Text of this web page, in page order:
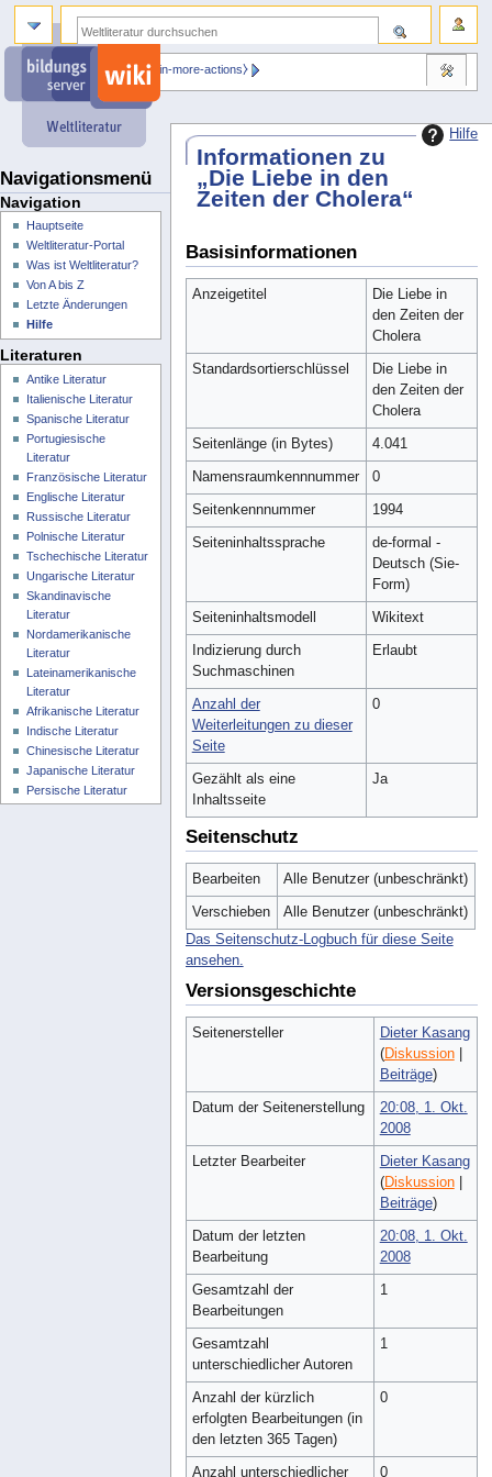
Hilfe
Informationen zu
„Die Liebe in den
Zeiten der Cholera“
Basisinformationen
Anzeigetitel
Die Liebe in
den Zeiten der
Cholera
Standardsortierschlüssel
Die Liebe in
den Zeiten der
Cholera
Seitenlänge (in Bytes) 4.041
Namensraumkennnummer 0
Seitenkennnummer 1994
Seiteninhaltssprache
de-formal -
Deutsch (Sie-
Form)
Seiteninhaltsmodell Wikitext
Indizierung durch
Suchmaschinen
Erlaubt
Anzahl der
Weiterleitungen zu dieser
Seite
0
Gezählt als eine
Inhaltsseite
Ja
Seitenschutz
Bearbeiten Alle Benutzer (unbeschränkt)
Verschieben
Alle Benutzer (unbeschränkt)
Das Seitenschutz-Logbuch für diese Seite
ansehen.
Versionsgeschichte
Seitenersteller
Dieter Kasang
(Diskussion|
Beiträge)
Datum der Seitenerstellung
20:08, 1. Okt.
2008
Letzter Bearbeiter
Dieter Kasang
(Diskussion|
Beiträge)
Datum der letzten
Bearbeitung
20:08, 1. Okt.
2008
Gesamtzahl der
Bearbeitungen
1
Gesamtzahl
unterschiedlicher Autoren
1
Anzahl der kürzlich
erfolgten Bearbeitungen (in
den letzten 365 Tagen)
0
Anzahl unterschiedlicher 0
Navigationsmenü
⧼dbsskin-more-actions⧽
Navigation
Hauptseite
Weltliteratur-Portal
Was ist Weltliteratur?
Von A bis Z
Letzte Änderungen
Hilfe
Literaturen
Antike Literatur
Italienische Literatur
Spanische Literatur
Portugiesische
Literatur
Französische Literatur
Englische Literatur
Russische Literatur
Polnische Literatur
Tschechische Literatur
Ungarische Literatur
Skandinavische
Literatur
Nordamerikanische
Literatur
Lateinamerikanische
Literatur
Afrikanische Literatur
Indische Literatur
Chinesische Literatur
Japanische Literatur
Persische Literatur